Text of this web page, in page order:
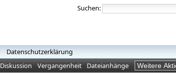
Suchen:
Datenschutzerklärung
Diskussion Vergangenheit Dateianhänge